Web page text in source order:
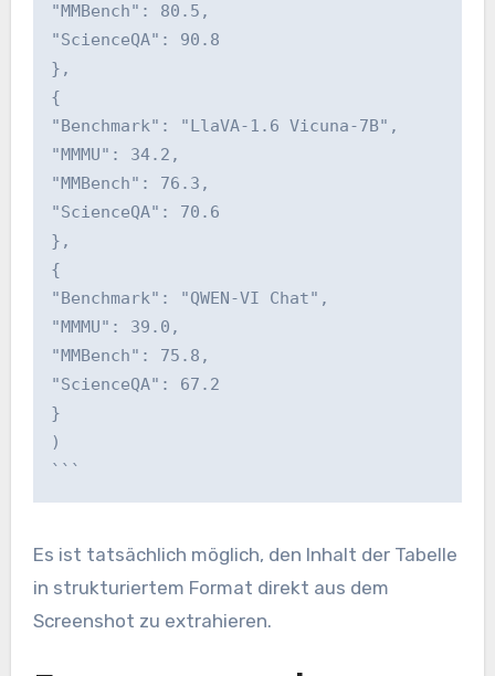
"MMBench": 80.5,
"ScienceQA": 90.8
},
{
"Benchmark": "LlaVA-1.6 Vicuna-7B",
"MMMU": 34.2,
"MMBench": 76.3,
"ScienceQA": 70.6
},
{
"Benchmark": "QWEN-VI Chat",
"MMMU": 39.0,
"MMBench": 75.8,
"ScienceQA": 67.2
}
)
```
Es ist tatsächlich möglich, den Inhalt der Tabelle
in strukturiertem Format direkt aus dem
Screenshot zu extrahieren.